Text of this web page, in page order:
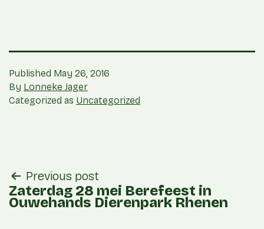
Published May 26, 2016
By Lonneke Jager
Categorized as Uncategorized
post
navigation
Previous post
Zaterdag 28 mei Berefeest in
Ouwehands Dierenpark Rhenen